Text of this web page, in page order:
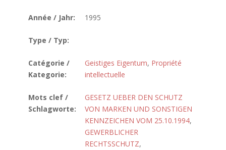
Année / Jahr: 1995
Type / Typ:
Catégorie /
Kategorie:
Geistiges Eigentum, Propriété
intellectuelle
Mots clef /
Schlagworte:
GESETZ UEBER DEN SCHUTZ
VON MARKEN UND SONSTIGEN
KENNZEICHEN VOM 25.10.1994,
GEWERBLICHER
RECHTSSCHUTZ,